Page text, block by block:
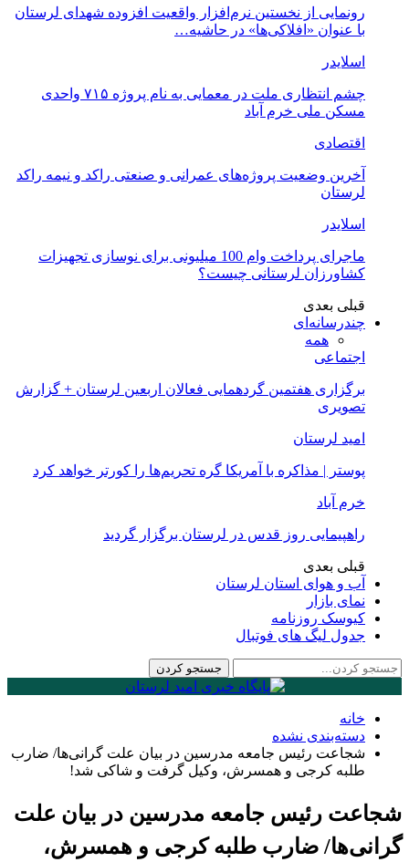
رونمایی از نخستین نرم‌افزار واقعیت افزوده شهدای لرستان
با عنوان «افلاکی‌ها» در حاشیه…
اسلایدر
چشم انتظاری ملت در معمایی به نام پروژه ۷۱۵ واحدی
مسکن ملی خرم آباد
اقتصادی
آخرین وضعیت پروژه‌های عمرانی و صنعتی راکد و نیمه راکد
لرستان
اسلایدر
ماجرای پرداخت وام 100 میلیونی برای نوسازی تجهیزات
کشاورزان لرستانی چیست؟
قبلی بعدی
چندرسانه‌ای
همه
اجتماعی
برگزاری هفتمین گردهمایی فعالان اربعین لرستان + گزارش
تصویری
امید لرستان
پوستر | مذاکره با آمریکا گره تحریم‌ها را کورتر خواهد کرد
خرم آباد
راهپیمایی روز قدس در لرستان برگزار گردید
قبلی بعدی
آب و هوای استان لرستان
نمای بازار
کیوسک روزنامه
جدول لیگ های فوتبال
خانه
دسته‌بندی نشده
شجاعت رئیس جامعه مدرسین در بیان علت گرانی‌ها/ ضارب
طلبه کرجی و همسرش، وکیل گرفت و شاکی شد!
شجاعت رئیس جامعه مدرسین در بیان علت
گرانی‌ها/ ضارب طلبه کرجی و همسرش،